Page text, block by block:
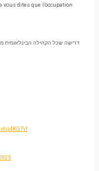
vous dites que l’occupation
דרישה שכל הקהילה הבינלאומית